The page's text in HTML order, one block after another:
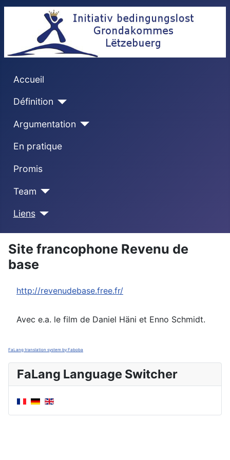
Accueil
Définition
Argumentation
En pratique
Promis
Team
Liens
Site francophone Revenu de
base
http://revenudebase.free.fr/
Avec e.a. le film de Daniel Häni et Enno Schmidt.
FaLang translation system by Faboba
FaLang Language Switcher